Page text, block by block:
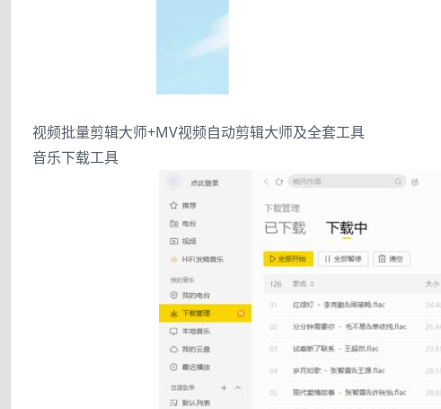
视频批量剪辑大师+MV视频自动剪辑大师及全套工具
音乐下载工具